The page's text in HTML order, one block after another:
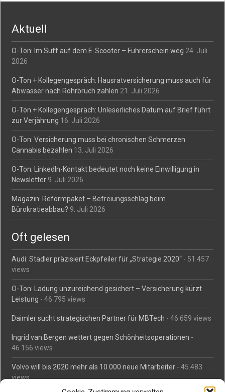
Aktuell
O-Ton: Im Suff auf dem E-Scooter – Führerschein weg 24. Juli
2026
O-Ton + Kollegengespräch: Hausratversicherung muss auch für
Abwasser nach Rohrbruch zahlen 21. Juli 2026
O-Ton + Kollegengespräch: Unleserliches Datum auf Brief führt
zur Verjährung 16. Juli 2026
O-Ton: Versicherung muss bei chronischen Schmerzen
Cannabis bezahlen 13. Juli 2026
O-Ton: LinkedIn-Kontakt bedeutet noch keine Einwilligung in
Newsletter 9. Juli 2026
Magazin: Reformpaket – Befreiungsschlag beim
Bürokratieabbau? 9. Juli 2026
Oft gelesen
Audi: Stadler präzisiert Eckpfeiler für „Strategie 2020“ - 51.457
views
O-Ton: Ladung unzureichend gesichert – Versicherung kürzt
Leistung - 46.795 views
Daimler sucht strategischen Partner für MBTech - 46.659 views
Ingrid van Bergen wettert gegen Schönheitsoperationen -
46.156 views
Volvo will bis 2020 mehr als 10.000 neue Mitarbeiter - 45.483
views